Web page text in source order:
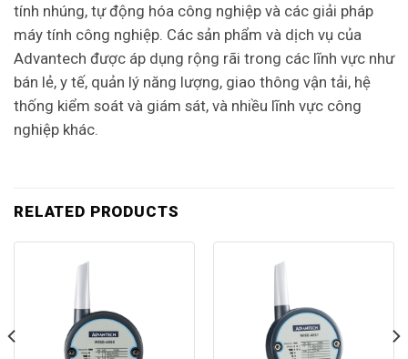
tính nhúng, tự động hóa công nghiệp và các giải pháp
máy tính công nghiệp. Các sản phẩm và dịch vụ của
Advantech được áp dụng rộng rãi trong các lĩnh vực như
bán lẻ, y tế, quản lý năng lượng, giao thông vận tải, hệ
thống kiểm soát và giám sát, và nhiều lĩnh vực công
nghiệp khác.
RELATED PRODUCTS